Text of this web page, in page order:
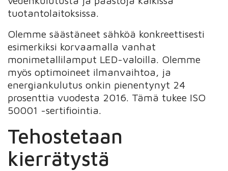
tuotantolaitoksissa.
Olemme säästäneet sähköä konkreettisesti
esimerkiksi korvaamalla vanhat
monimetallilamput LED-valoilla. Olemme
myös optimoineet ilmanvaihtoa, ja
energiankulutus onkin pienentynyt 24
prosenttia vuodesta 2016. Tämä tukee ISO
50001 -sertifiointia.
Tehostetaan
kierrätystä